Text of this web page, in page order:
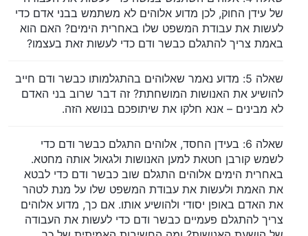
של עידן החוק, לכן מדוע אלוהים לא משתמש בבני אדם כדי
לעשות את עבודת המשפט שלו באחרית הימים? האם הוא
באמת צריך להתגלם כבשר ודם כדי לעשות זאת בעצמו?
שאלה 5: מדוע נאמר שאלוהים בהתגלמותו כבשר ודם חייב
להושיע את האנושות המושחתת? זה דבר שרוב בני האדם
לא מבינים – אנא חלקו את שיתופכם בנושא הזה.
שאלה 6: בעידן החסד, אלוהים התגלם כבשר ודם כדי
לשמש קורבן חטאת למען האנושות ולגאול אותה מחטא.
באחרית הימים אלוהים התגלם שוב כבשר ודם כדי לבטא
את האמת ולעשות את עבודת המשפט שלו על מנת לטהר
את האדם באופן יסודי ולהושיע אותו. אם כך, מדוע אלוהים
צריך להתגלם פעמיים כבשר ודם כדי לעשות את העבודה